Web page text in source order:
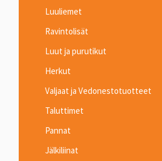
Luuliemet
Ravintolisät
Luut ja purutikut
Herkut
Valjaat ja Vedonestotuotteet
Taluttimet
Pannat
Jälkiliinat